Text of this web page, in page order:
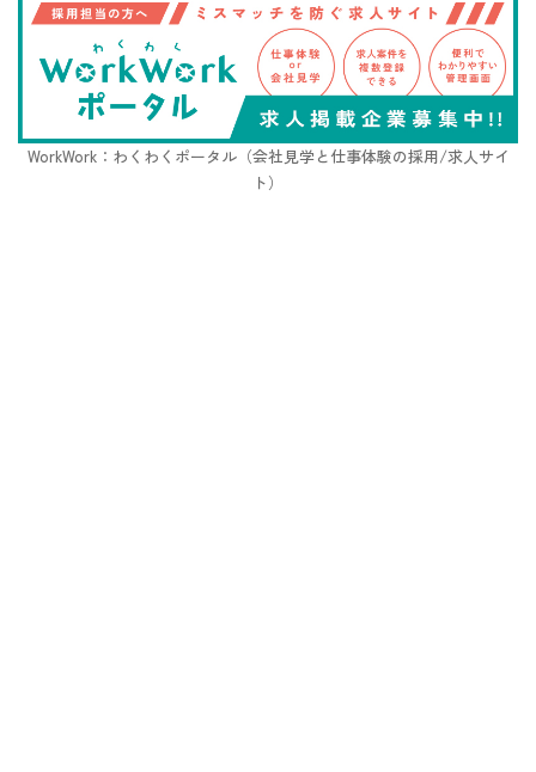
WorkWork：わくわくポータル（会社見学と仕事体験の採用/求人サイ
ト）